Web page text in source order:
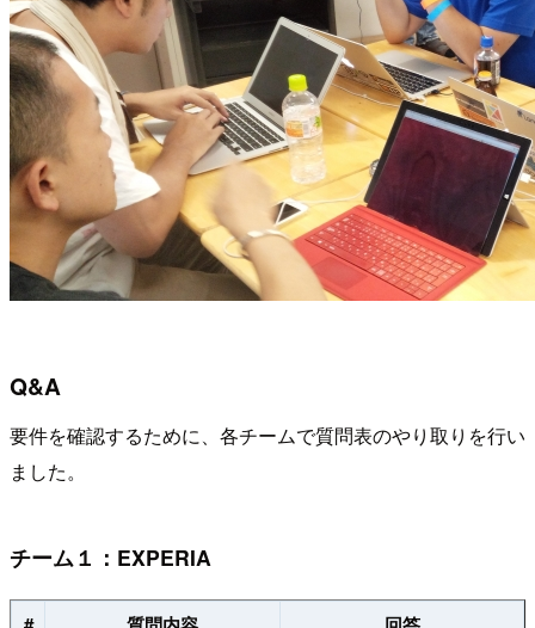
Q&A
要件を確認するために、各チームで質問表のやり取りを行い
ました。
チーム１：EXPERIA